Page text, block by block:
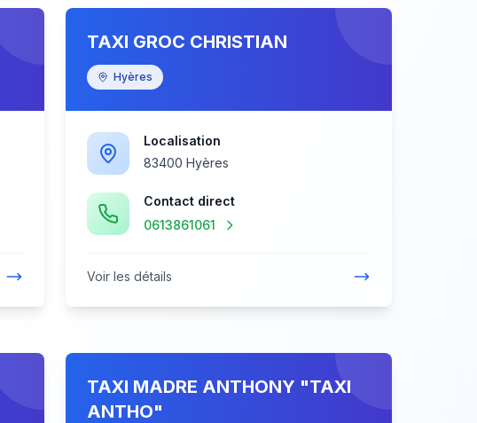
TAXI GROC CHRISTIAN
Hyères
Localisation
83400 Hyères
Contact direct
0613861061
Voir les détails
TAXI MADRE ANTHONY "TAXI
ANTHO"